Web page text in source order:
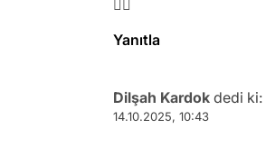
🧚‍♀️
Yanıtla
Dilşah Kardok dedi ki:
14.10.2025, 10:43